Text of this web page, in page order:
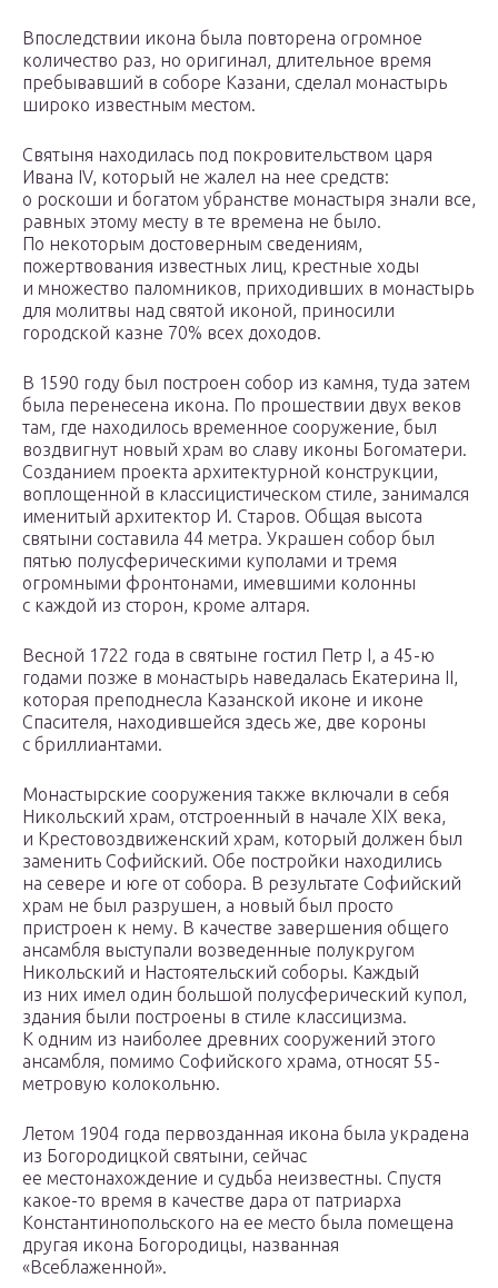
Впоследствии икона была повторена огромное
количество раз, но оригинал, длительное время
пребывавший в соборе Казани, сделал монастырь
широко известным местом.
Святыня находилась под покровительством царя
Ивана IV, который не жалел на нее средств:
о роскоши и богатом убранстве монастыря знали все,
равных этому месту в те времена не было.
По некоторым достоверным сведениям,
пожертвования известных лиц, крестные ходы
и множество паломников, приходивших в монастырь
для молитвы над святой иконой, приносили
городской казне 70% всех доходов.
В 1590 году был построен собор из камня, туда затем
была перенесена икона. По прошествии двух веков
там, где находилось временное сооружение, был
воздвигнут новый храм во славу иконы Богоматери.
Созданием проекта архитектурной конструкции,
воплощенной в классицистическом стиле, занимался
именитый архитектор И. Старов. Общая высота
святыни составила 44 метра. Украшен собор был
пятью полусферическими куполами и тремя
огромными фронтонами, имевшими колонны
с каждой из сторон, кроме алтаря.
Весной 1722 года в святыне гостил Петр I, а 45-ю
годами позже в монастырь наведалась Екатерина II,
которая преподнесла Казанской иконе и иконе
Спасителя, находившейся здесь же, две короны
с бриллиантами.
Монастырские сооружения также включали в себя
Никольский храм, отстроенный в начале XIX века,
и Крестовоздвиженский храм, который должен был
заменить Софийский. Обе постройки находились
на севере и юге от собора. В результате Софийский
храм не был разрушен, а новый был просто
пристроен к нему. В качестве завершения общего
ансамбля выступали возведенные полукругом
Никольский и Настоятельский соборы. Каждый
из них имел один большой полусферический купол,
здания были построены в стиле классицизма.
К одним из наиболее древних сооружений этого
ансамбля, помимо Софийского храма, относят 55-
метровую колокольню.
Летом 1904 года первозданная икона была украдена
из Богородицкой святыни, сейчас
ее местонахождение и судьба неизвестны. Спустя
какое-то время в качестве дара от патриарха
Константинопольского на ее место была помещена
другая икона Богородицы, названная
«Всеблаженной».